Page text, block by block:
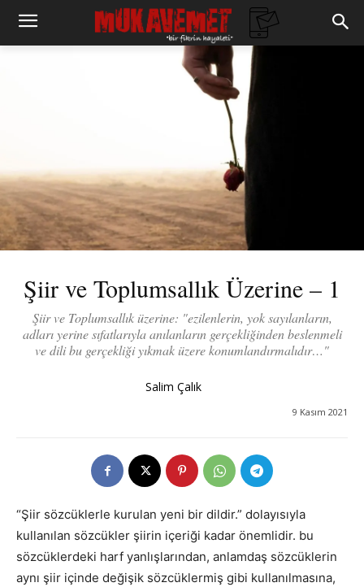
Şiir ve Toplumsallık Üzerine – 1
Şiir ve Toplumsallık üzerine: "ezilenlerin, yok sayılanların,
adları yerine sıfatlarıyla anılanların gerçekliğinden beslenmeli
ve dili bu gerçekliği yıkmak üzere konumlandırmalıdır…"
Salim Çalık
9 Kasım 2021
“Şiir sözcüklerle kurulan yeni bir dildir.” dolayısıyla
kullanılan sözcükler şiirin içeriği kadar önemlidir. bu
sözcüklerdeki harf yanlışlarından, anlamdaş sözcüklerin
aynı şiir içinde değişik sözcüklermiş gibi kullanılmasına,